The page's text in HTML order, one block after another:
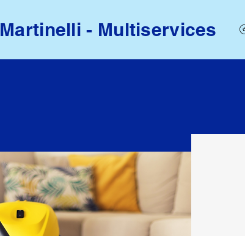
Martinelli - Multiservices